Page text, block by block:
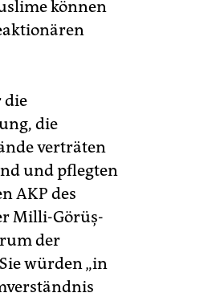
können
die
die
verträten
und pflegten
AKP des
Milli-Görüş-
der
würden „in